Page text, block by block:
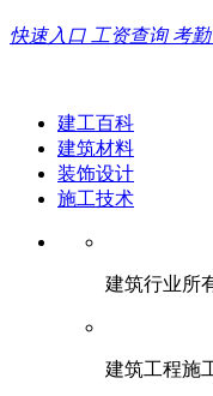
快速入口 工资查询 考
建工百科
建筑材料
装饰设计
施工技术
建筑行业所
建筑工程施